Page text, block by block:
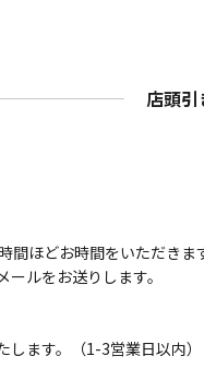
店頭
ほどお時間をいただきま
ルをお送りします。
ます。（1-3営業日以内）